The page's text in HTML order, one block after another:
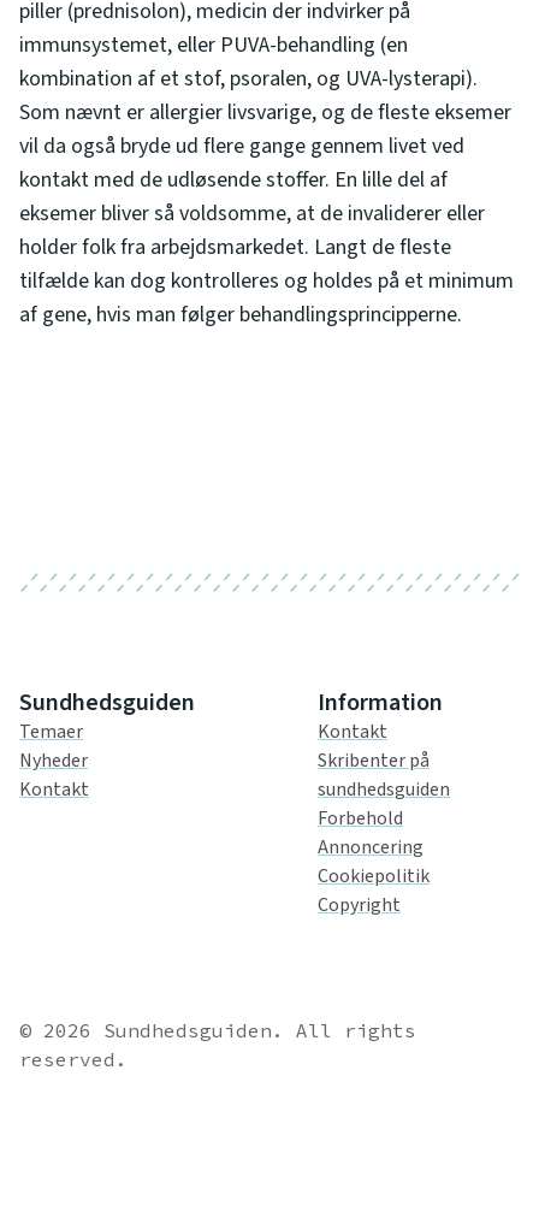
piller (prednisolon), medicin der indvirker på
immunsystemet, eller PUVA-behandling (en
kombination af et stof, psoralen, og UVA-lysterapi).
Som nævnt er allergier livsvarige, og de fleste eksemer
vil da også bryde ud flere gange gennem livet ved
kontakt med de udløsende stoffer. En lille del af
eksemer bliver så voldsomme, at de invaliderer eller
holder folk fra arbejdsmarkedet. Langt de fleste
tilfælde kan dog kontrolleres og holdes på et minimum
af gene, hvis man følger behandlingsprincipperne.
Sundhedsguiden
Temaer
Nyheder
Kontakt
Information
Kontakt
Skribenter på
sundhedsguiden
Forbehold
Annoncering
Cookiepolitik
Copyright
© 2026 Sundhedsguiden. All rights
reserved.